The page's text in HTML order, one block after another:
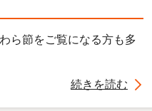
ら節をご覧になる方も多
続きを読む